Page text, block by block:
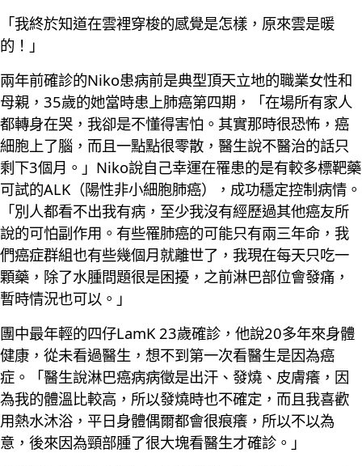
「我終於知道在雲裡穿梭的感覺是怎樣，原來雲是暖
的！」
兩年前確診的Niko患病前是典型頂天立地的職業女性和
母親，35歲的她當時患上肺癌第四期，「在場所有家人
都轉身在哭，我卻是不懂得害怕。其實那時很恐怖，癌
細胞上了腦，而且一點點很零散，醫生說不醫治的話只
剩下3個月。」Niko說自己幸運在罹患的是有較多標靶藥
可試的ALK（陽性非小細胞肺癌），成功穩定控制病情。
「別人都看不出我有病，至少我沒有經歷過其他癌友所
說的可怕副作用。有些罹肺癌的可能只有兩三年命，我
們癌症群組也有些幾個月就離世了，我現在每天只吃一
顆藥，除了水腫問題很是困擾，之前淋巴部位會發痛，
暫時情況也可以。」
團中最年輕的四仔LamK 23歲確診，他說20多年來身體
健康，從未看過醫生，想不到第一次看醫生是因為癌
症。「醫生說淋巴癌病病徵是出汗、發燒、皮膚癢，因
為我的體溫比較高，所以發燒時也不確定，而且我喜歡
用熱水沐浴，平日身體偶爾都會很痕癢，所以不以為
意，後來因為頸部腫了很大塊看醫生才確診。」